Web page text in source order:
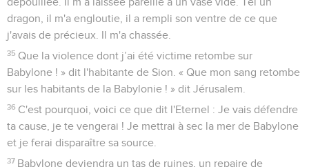
dragon, il m'a engloutie, il a rempli son ventre de ce que
j'avais de précieux. Il m'a chassée.
35 Que la violence dont j’ai été victime retombe sur
Babylone ! » dit l'habitante de Sion. « Que mon sang retombe
sur les habitants de la Babylonie ! » dit Jérusalem.
36 C'est pourquoi, voici ce que dit l'Eternel : Je vais défendre
ta cause, je te vengerai ! Je mettrai à sec la mer de Babylone
et je ferai disparaître sa source.
37 Babylone deviendra un tas de ruines, un repaire de